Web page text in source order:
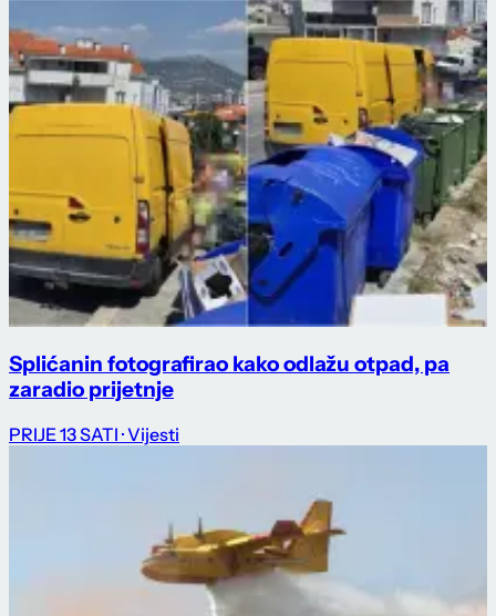
Splićanin fotografirao kako odlažu otpad, pa
zaradio prijetnje
PRIJE 13 SATI · Vijesti